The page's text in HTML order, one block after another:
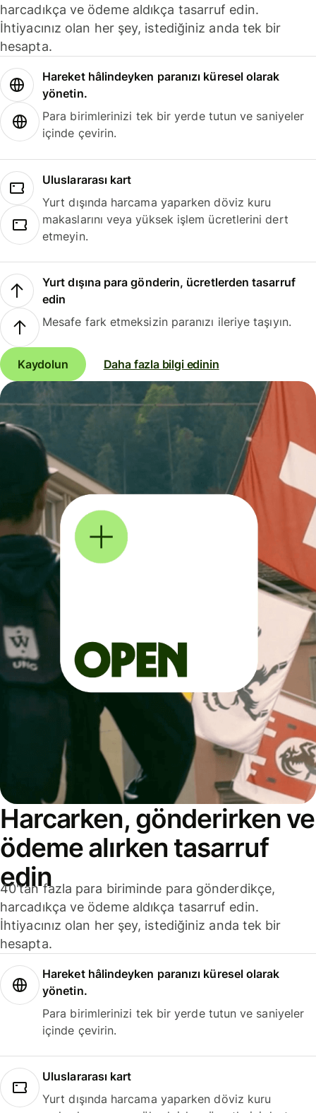
harcadıkça ve ödeme aldıkça tasarruf edin.
İhtiyacınız olan her şey, istediğiniz anda tek bir
hesapta.
Hareket hâlindeyken paranızı küresel olarak
yönetin.
Para birimlerinizi tek bir yerde tutun ve saniyeler
içinde çevirin.
Uluslararası kart
Yurt dışında harcama yaparken döviz kuru
makaslarını veya yüksek işlem ücretlerini dert
etmeyin.
Yurt dışına para gönderin, ücretlerden tasarruf
edin
Mesafe fark etmeksizin paranızı ileriye taşıyın.
Kaydolun Daha fazla bilgi edinin
Harcarken, gönderirken ve
ödeme alırken tasarruf
edin
40'tan fazla para biriminde para gönderdikçe,
harcadıkça ve ödeme aldıkça tasarruf edin.
İhtiyacınız olan her şey, istediğiniz anda tek bir
hesapta.
Hareket hâlindeyken paranızı küresel olarak
yönetin.
Para birimlerinizi tek bir yerde tutun ve saniyeler
içinde çevirin.
Uluslararası kart
Yurt dışında harcama yaparken döviz kuru